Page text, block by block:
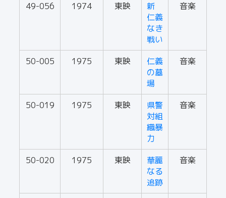
49-056 1974 東映
新
仁義
なき
戦い
音楽
50-005 1975 東映
仁義
の墓
場
音楽
50-019 1975 東映
県警
対組
織暴
力
音楽
50-020 1975 東映
華麗
なる
追跡
音楽